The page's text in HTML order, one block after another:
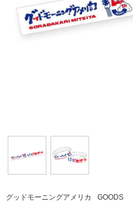
グッドモーニングアメリカ GOODS